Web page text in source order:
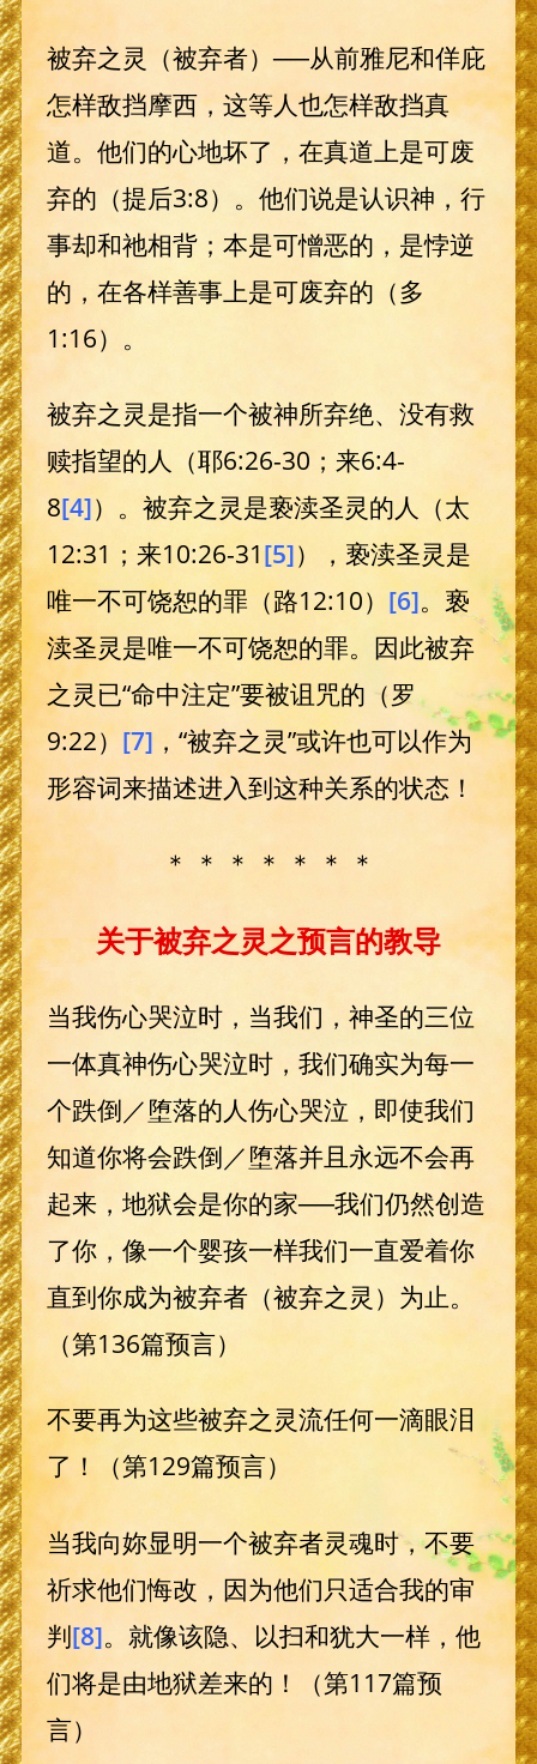
被弃之灵（被弃者）──从前雅尼和佯庇
怎样敌挡摩西，这等人也怎样敌挡真
道。他们的心地坏了，在真道上是可废
弃的（提后3:8）。他们说是认识神，行
事却和祂相背；本是可憎恶的，是悖逆
的，在各样善事上是可废弃的（多
1:16）。
被弃之灵是指一个被神所弃绝、没有救
赎指望的人（耶6:26-30；来6:4-
8[4]）。被弃之灵是亵渎圣灵的人（太
12:31；来10:26-31[5]），亵渎圣灵是
唯一不可饶恕的罪（路12:10） [6]。亵
渎圣灵是唯一不可饶恕的罪。因此被弃
之灵已“命中注定”要被诅咒的（罗
9:22） [7] ，“被弃之灵”或许也可以作为
形容词来描述进入到这种关系的状态！
＊ ＊ ＊ ＊ ＊ ＊ ＊
关于被弃之灵之预言的教导
当我伤心哭泣时，当我们，神圣的三位
一体真神伤心哭泣时，我们确实为每一
个跌倒／堕落的人伤心哭泣，即使我们
知道你将会跌倒／堕落并且永远不会再
起来，地狱会是你的家──我们仍然创造
了你，像一个婴孩一样我们一直爱着你
直到你成为被弃者（被弃之灵）为止。
（第136篇预言）
不要再为这些被弃之灵流任何一滴眼泪
了！（第129篇预言）
当我向妳显明一个被弃者灵魂时，不要
祈求他们悔改，因为他们只适合我的审
判[8]。就像该隐、以扫和犹大一样，他
们将是由地狱差来的！（第117篇预
言）